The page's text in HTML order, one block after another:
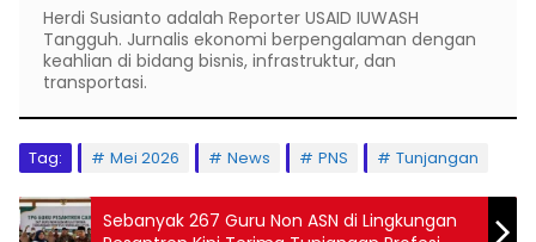
Herdi Susianto adalah Reporter USAID IUWASH
Tangguh. Jurnalis ekonomi berpengalaman dengan
keahlian di bidang bisnis, infrastruktur, dan
transportasi.
Tag: Mei 2026 News PNS Tunjangan
Sebanyak 267 Guru Non ASN di Lingkungan